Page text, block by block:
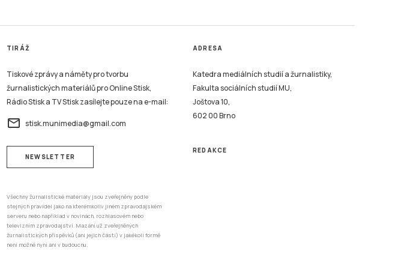
TIRÁŽ
Tiskové zprávy a náměty pro tvorbu
žurnalistických materiálů pro Online Stisk,
Rádio Stisk a TV Stisk zasílejte pouze na e-mail:
email stisk.munimedia@gmail.com
NEWSLETTER
Všechny žurnalistické materiály jsou zveřejněny podle
stejných pravidel jako na kterémkoliv jiném zpravodajském
serveru nebo například v novinách, rozhlasovém nebo
televizním zpravodajství. Mazání už zveřejněných
žurnalistických příspěvků (ani jejich částí) v jakékoli formě
není možné nyní ani v budoucnu.
ADRESA
Katedra mediálních studií a žurnalistiky,
Fakulta sociálních studií MU,
Joštova 10,
602 00 Brno
REDAKCE